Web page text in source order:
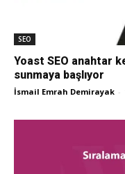
SEO
Yoast SEO anahtar
sunmaya başlıyor
İsmail Emrah Demirayak -